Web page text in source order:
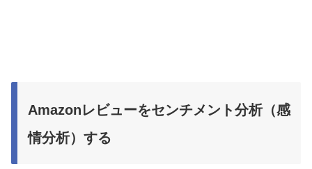
Amazonレビューをセンチメント分析（感
情分析）する